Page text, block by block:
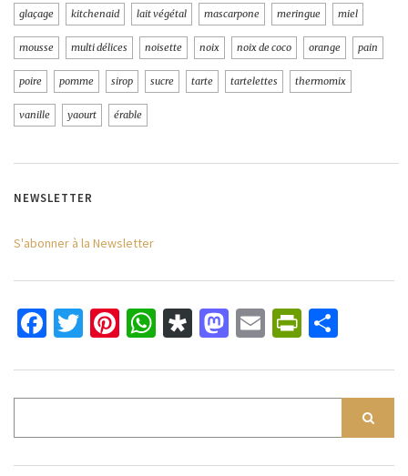
glaçage kitchenaid lait végétal mascarpone meringue miel
mousse multi délices noisette noix noix de coco orange pain
poire pomme sirop sucre tarte tartelettes thermomix
vanille yaourt érable
NEWSLETTER
S'abonner à la Newsletter
Facebook
Twitter
Pinterest
WhatsApp
Diaspora
Mastodon
Email